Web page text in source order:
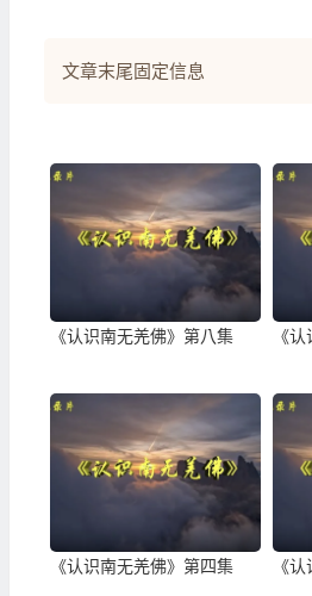
文章末尾固定信息
《认识南无羌佛》第八集 《
《认识南无羌佛》第四集 《